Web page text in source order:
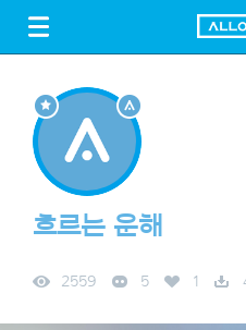
FREE DOWNLOAD
흐르는 운해
2559 5 1